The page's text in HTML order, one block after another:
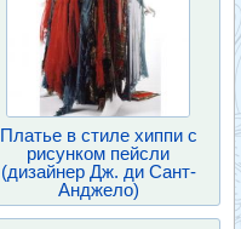
Платье в стиле хиппи с
рисунком пейсли
(дизайнер Дж. ди Сант-
Анджело)